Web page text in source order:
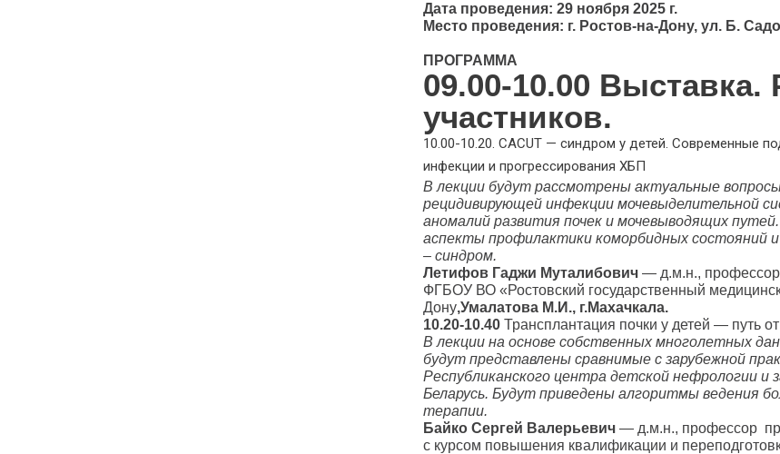
Дата проведения: 29 ноября 2025 г.
Место проведения: г. Ростов-на-Дону, ул. Б.
ПРОГРАММА
09.00-10.00 Выставка.
участников.
10.00-10.20. CACUT — синдром у детей. Современные
инфекции и прогрессирования ХБП
В лекции будут рассмотрены актуальные
рецидивирующей инфекции мочевыделительной
аномалий развития почек и мочевыводящих
аспекты профилактики коморбидных состояний
– синдром.
Летифов Гаджи Муталибович— д.м.н., профессор,
ФГБОУ ВО «Ростовский государственный
Дону,Умалатова М.И., г.Махачкала.
10.20-10.40Трансплантация почки у детей — путь
В лекции на основе собственных многолетных
будут представлены сравнимые с зарубежной
Республиканского центра детской нефрологии и
Беларусь. Будут приведены алгоритмы ведения
терапии.
Байко Сергей Валерьевич — д.м.н., профессор
с курсом повышения квалификации и